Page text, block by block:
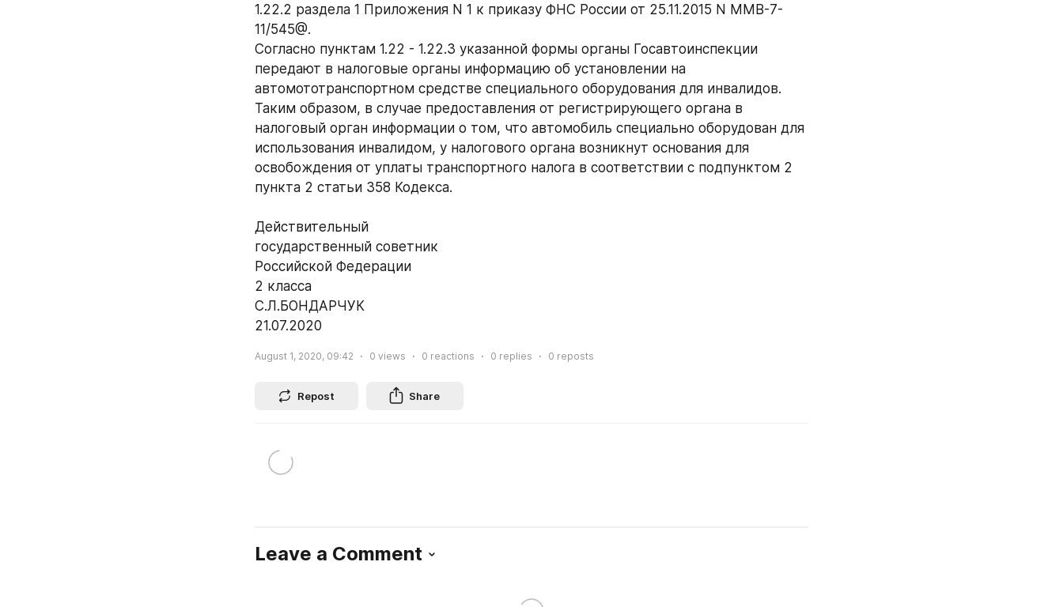
1.22.2 раздела 1 Приложения N 1 к приказу ФНС России от 25.11.2015 N ММВ-7-
11/545@.
Согласно пунктам 1.22 - 1.22.3 указанной формы органы Госавтоинспекции
передают в налоговые органы информацию об установлении на
автомототранспортном средстве специального оборудования для инвалидов.
Таким образом, в случае предоставления от регистрирующего органа в
налоговый орган информации о том, что автомобиль специально оборудован для
использования инвалидом, у налогового органа возникнут основания для
освобождения от уплаты транспортного налога в соответствии с подпунктом 2
пункта 2 статьи 358 Кодекса.
Действительный
государственный советник
Российской Федерации
2 класса
С.Л.БОНДАРЧУК
21.07.2020
August 1, 2020, 09:42 0 views 0 reactions 0 replies 0 reposts
Repost Share
Leave a Comment